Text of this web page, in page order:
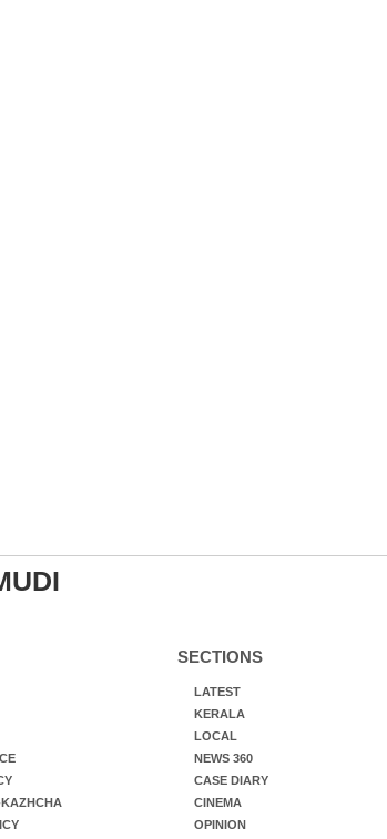
SECTIONS
LATEST
KERALA
LOCAL
NEWS 360
CASE DIARY
CINEMA
OPINION